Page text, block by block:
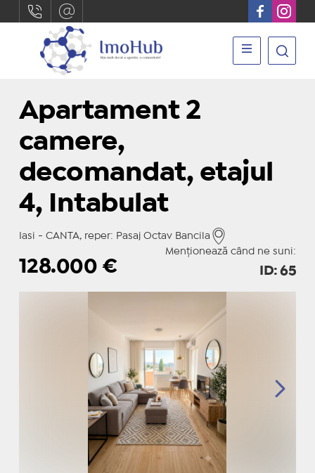
Apartament 2
camere,
decomandat, etajul
4, Intabulat
Iasi - CANTA, reper: Pasaj Octav Bancila
Menționează când ne suni:
128.000 € ID: 65